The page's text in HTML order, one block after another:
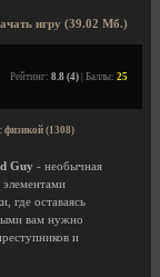
игру (39.02 Мб.)
Рейтинг: 8.8 (4) | Баллы: 25
физикой (1308)
Guy - необычная
элементами
где оставаясь
вам нужно
и